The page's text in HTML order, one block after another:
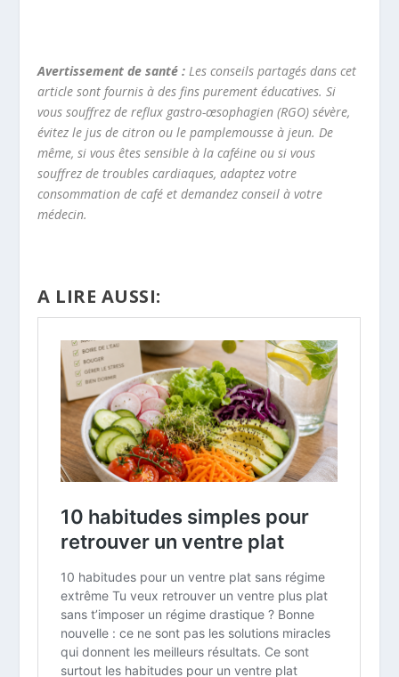
Avertissement de santé : Les conseils partagés dans cet
article sont fournis à des fins purement éducatives. Si
vous souffrez de reflux gastro-œsophagien (RGO) sévère,
évitez le jus de citron ou le pamplemousse à jeun. De
même, si vous êtes sensible à la caféine ou si vous
souffrez de troubles cardiaques, adaptez votre
consommation de café et demandez conseil à votre
médecin.
A LIRE AUSSI: